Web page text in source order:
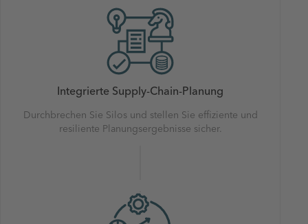
Integrierte Supply-Chain-Planung
Durchbrechen Sie Silos und stellen Sie effiziente und
resiliente Planungsergebnisse sicher.